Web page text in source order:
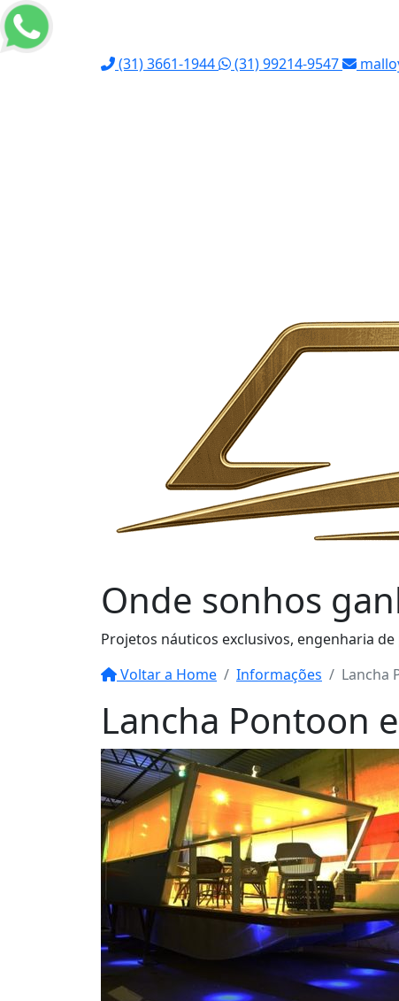
(31) 3661-1944 (31) 99214-9547
Onde sonhos
Projetos náuticos exclusivos, engenharia
Voltar a Home
Informações Lancha
Lancha Pontoon